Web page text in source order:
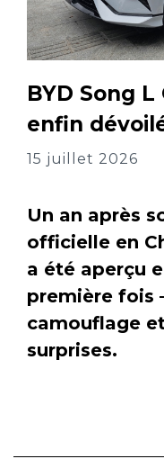
BYD Song
enfin
15 juillet 2026
Un an après
officielle en
a été aperçu
première fois
camouflage
surprises.